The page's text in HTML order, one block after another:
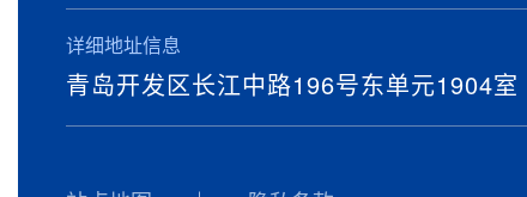
详细地址信息
青岛开发区长江中路196号东单元1904室